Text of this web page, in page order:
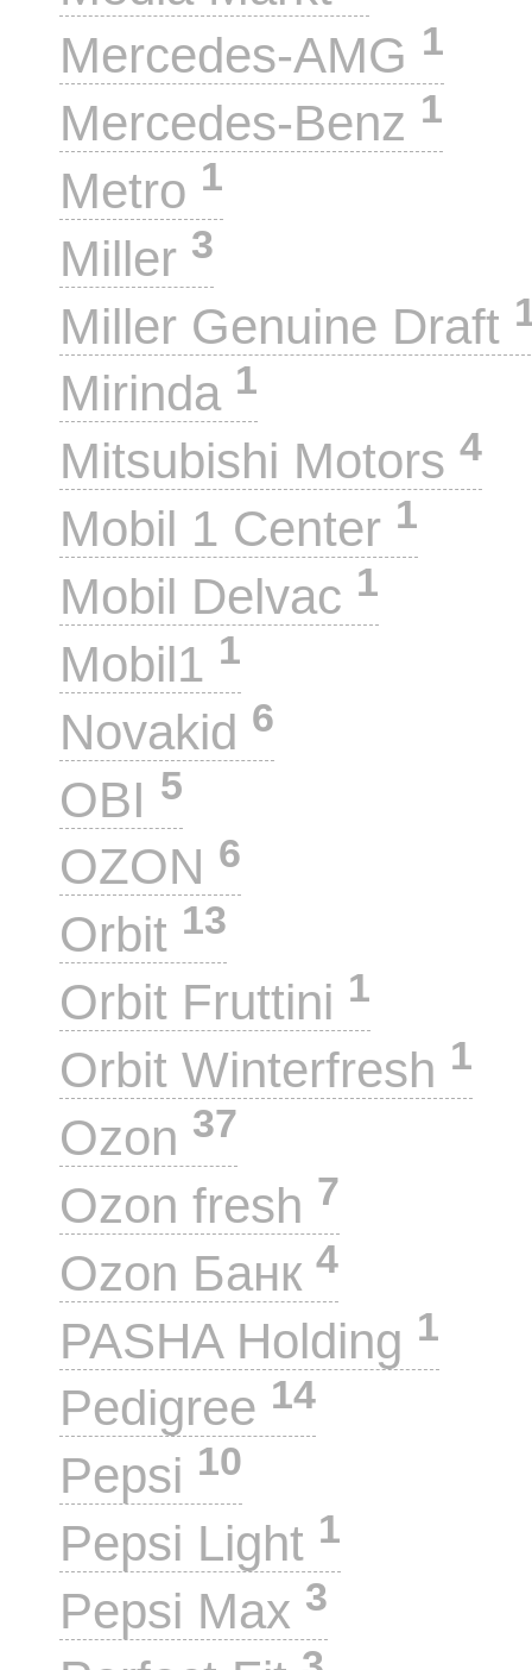
Mercedes-AMG 1
Mercedes-Benz 1
Metro 1
Miller 3
Miller Genuine Draft
Mirinda 1
Mitsubishi Motors 4
Mobil 1 Center 1
Mobil Delvac 1
Mobil1 1
Novakid 6
OBI 5
OZON 6
Orbit 13
Orbit Fruttini 1
Orbit Winterfresh 1
Ozon 37
Ozon fresh 7
Ozon Банк 4
PASHA Holding 1
Pedigree 14
Pepsi 10
Pepsi Light 1
Pepsi Max 3